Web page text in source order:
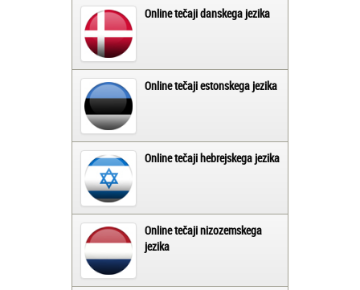
Online tečaji danskega jezika
Online tečaji estonskega jezika
Online tečaji hebrejskega jezika
Online tečaji nizozemskega
jezika